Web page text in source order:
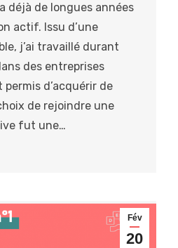
déjà de longues années
actif. Issu d’une
j’ai travaillé durant
des entreprises
permis d’acquérir de
de rejoindre une
fut une…
Fév
20